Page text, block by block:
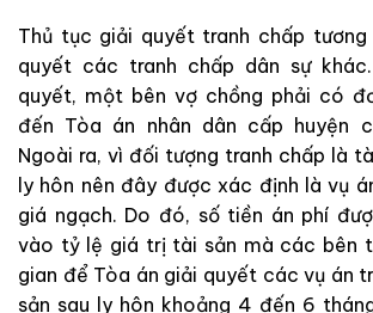
Thủ tục giải quyết tranh chấp
quyết các tranh chấp dân sự
quyết, một bên vợ chồng phải có
đến Tòa án nhân dân cấp huyện
Ngoài ra, vì đối tượng tranh chấp là
ly hôn nên đây được xác định là vụ
giá ngạch. Do đó, số tiền án phí
vào tỷ lệ giá trị tài sản mà các bên
gian để Tòa án giải quyết các vụ án
sản sau ly hôn khoảng 4 đến 6